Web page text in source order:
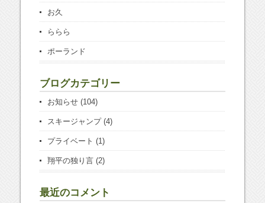
お久
ららら
ポーランド
ブログカテゴリー
お知らせ (104)
スキージャンプ(4)
プライベート (1)
翔平の独り言 (2)
最近のコメント